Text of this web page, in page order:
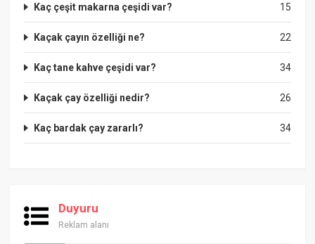
15
Kaç çeşit makarna çeşidi var?
22
Kaçak çayın özelliği ne?
34
Kaç tane kahve çeşidi var?
26
Kaçak çay özelliği nedir?
34
Kaç bardak çay zararlı?
Duyuru
Reklam alanı